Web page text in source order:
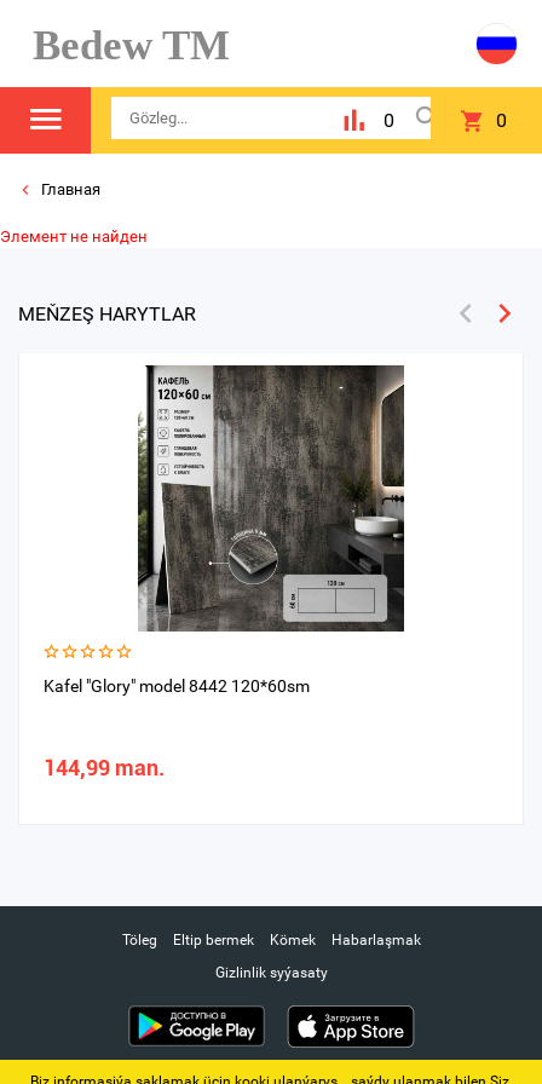
Bedew TM
0 0
Главная
Элемент не найден
MEŇZEŞ HARYTLAR
Kafel "Glory" model 8442 120*60sm
144,99 man.
Töleg Eltip bermek Kömek
Habarlaşmak
Gizlinlik syýasaty